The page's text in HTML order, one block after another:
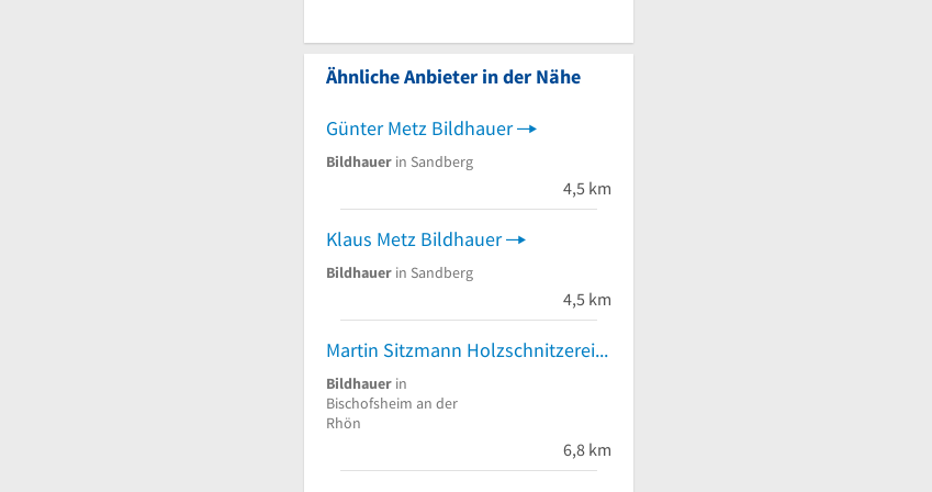
Ähnliche Anbieter in der Nähe
Günter Metz Bildhauer
Bildhauer in Sandberg
4,5 km
Klaus Metz Bildhauer
Bildhauer in Sandberg
4,5 km
Martin Sitzmann Holzschnitzerei
Bildhauer in
Bischofsheim an der
Rhön
6,8 km